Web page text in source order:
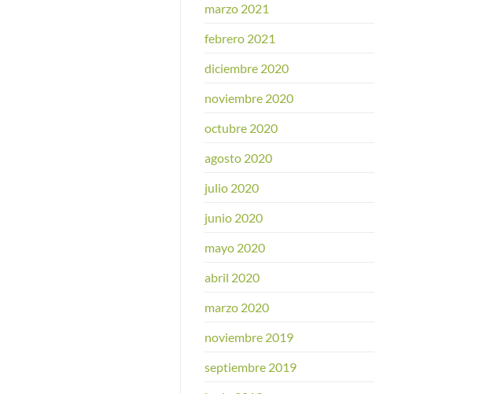
marzo 2021
febrero 2021
diciembre 2020
noviembre 2020
octubre 2020
agosto 2020
julio 2020
junio 2020
mayo 2020
abril 2020
marzo 2020
noviembre 2019
septiembre 2019